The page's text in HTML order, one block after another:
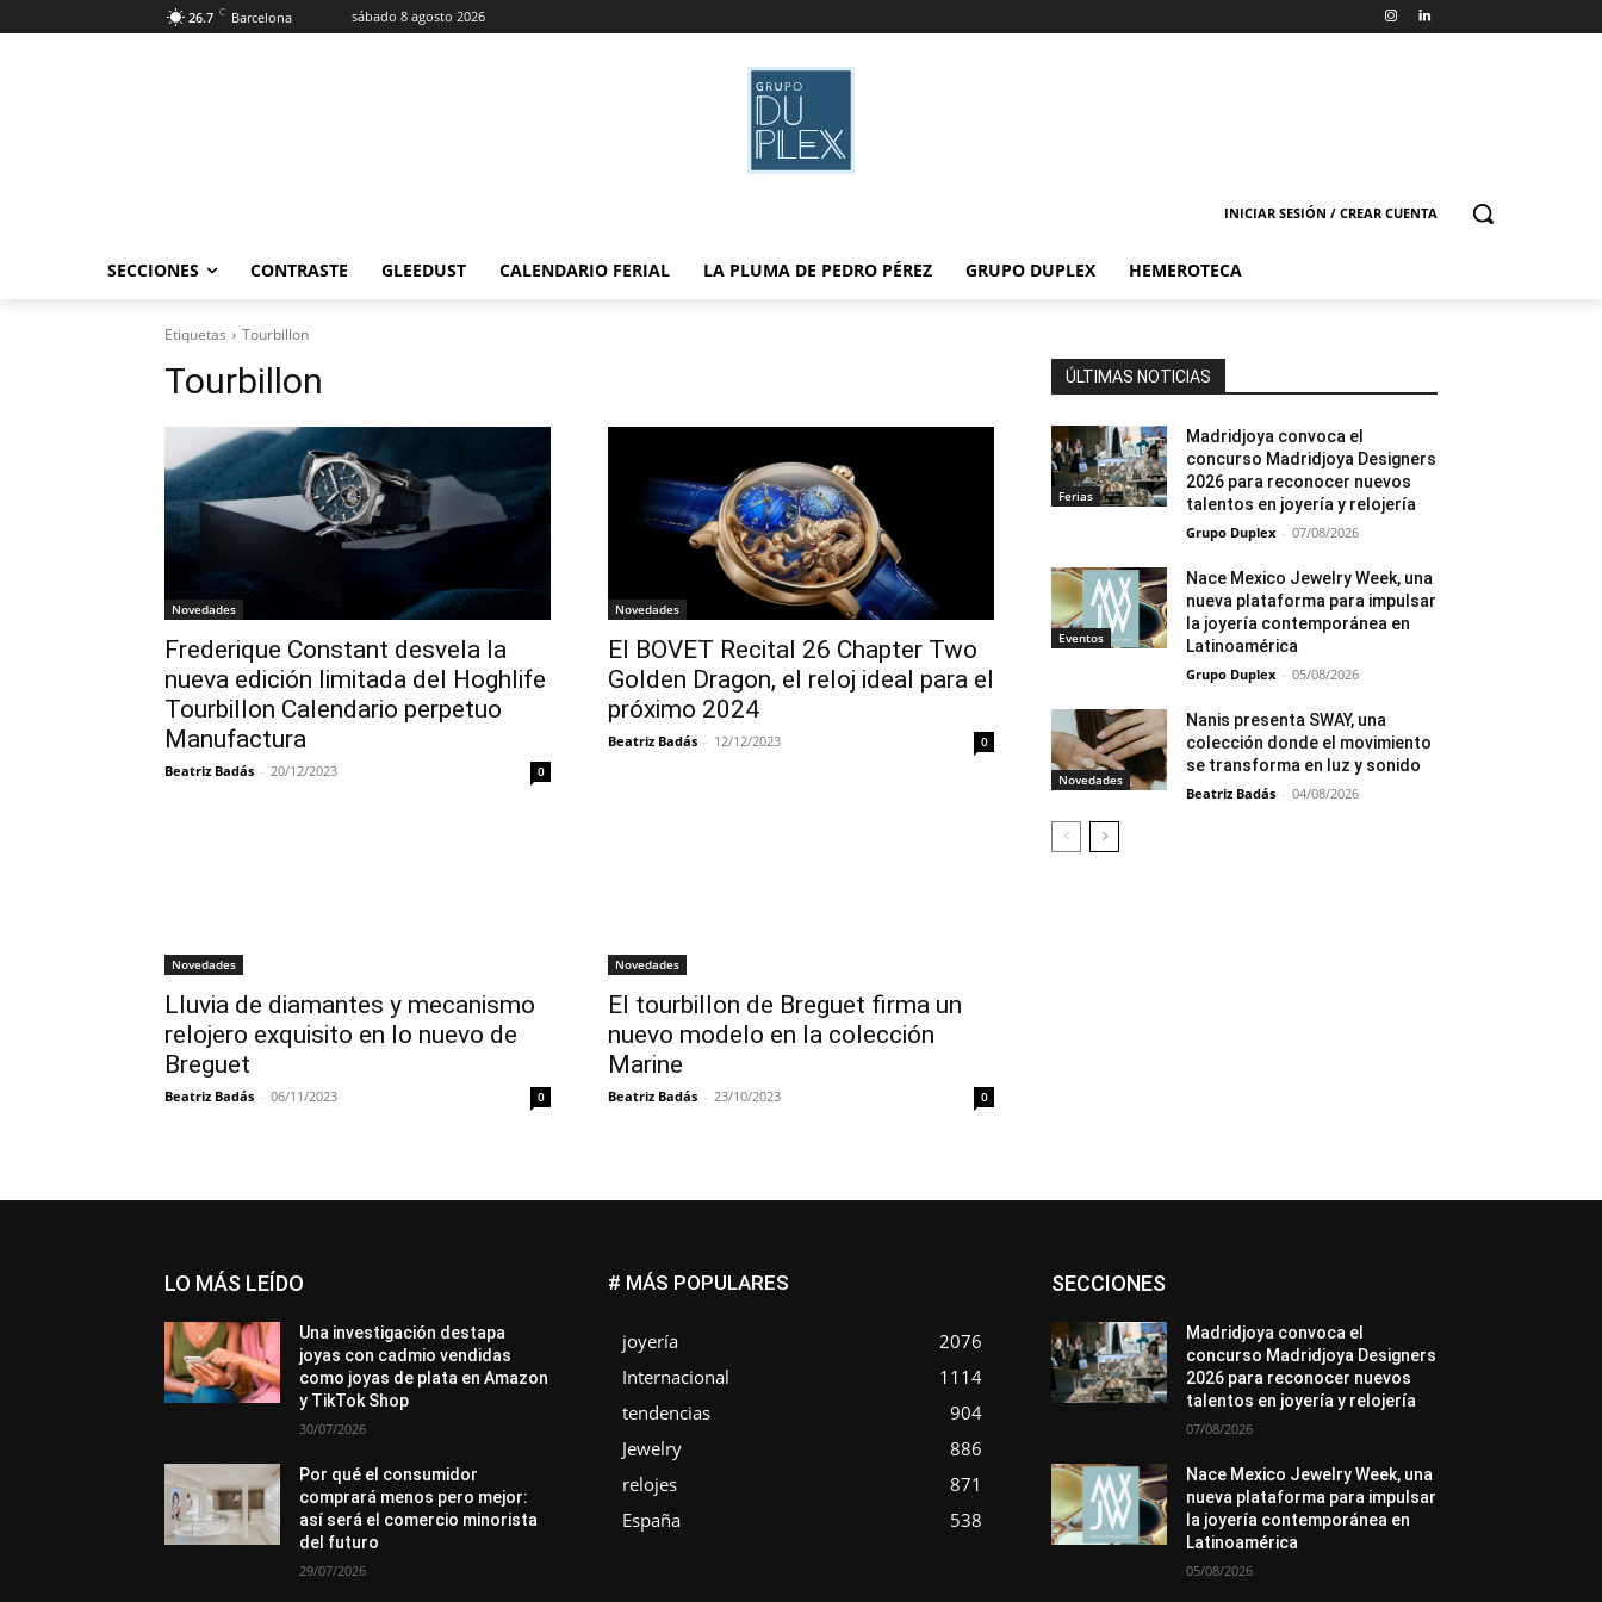
26.7 C Barcelona sábado 8 agosto 2026
INICIAR SESIÓN / CREAR CUENTA
SECCIONES CONTRASTE GLEEDUST CALENDARIO FERIAL LA PLUMA DE PEDRO PÉREZ GRUPO DUPLEX HEMEROTECA
Etiquetas Tourbillon
Tourbillon
Novedades
Frederique Constant desvela la
nueva edición limitada del Hoghlife
Tourbillon Calendario perpetuo
Manufactura
Beatriz Badás - 20/12/2023 0
Novedades
El BOVET Recital 26 Chapter Two
Golden Dragon, el reloj ideal para el
próximo 2024
Beatriz Badás - 12/12/2023 0
Novedades
Lluvia de diamantes y mecanismo
relojero exquisito en lo nuevo de
Breguet
Beatriz Badás - 06/11/2023 0
Novedades
El tourbillon de Breguet firma un
nuevo modelo en la colección
Marine
Beatriz Badás - 23/10/2023 0
ÚLTIMAS NOTICIAS
Ferias
Madridjoya convoca el
concurso Madridjoya Designers
2026 para reconocer nuevos
talentos en joyería y relojería
Grupo Duplex - 07/08/2026
Eventos
Nace Mexico Jewelry Week, una
nueva plataforma para impulsar
la joyería contemporánea en
Latinoamérica
Grupo Duplex - 05/08/2026
Novedades
Nanis presenta SWAY, una
colección donde el movimiento
se transforma en luz y sonido
Beatriz Badás - 04/08/2026
LO MÁS LEÍDO
Una investigación destapa
joyas con cadmio vendidas
como joyas de plata en Amazon
y TikTok Shop
30/07/2026
Por qué el consumidor
comprará menos pero mejor:
así será el comercio minorista
del futuro
29/07/2026
# MÁS POPULARES
joyería
2076
Internacional
1114
tendencias
904
Jewelry
886
relojes
871
España
538
SECCIONESAsociaciones
En tendencia
In memoriam
La Pluma de Pedro Pérez
México
Mundo Técnico
Novedades
Opiniones
Perspectiva
Premios
Secciones
Sin categoría
Sucesos
Madridjoya convoca el
concurso Madridjoya Designers
2026 para reconocer nuevos
talentos en joyería y relojería
07/08/2026
Nace Mexico Jewelry Week, una
nueva plataforma para impulsar
la joyería contemporánea en
Latinoamérica
05/08/2026